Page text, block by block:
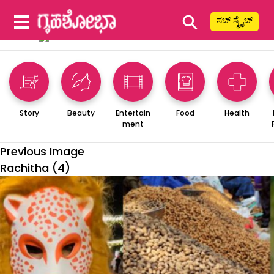
⚲ ಸಬ್ ಸ್ಕ್ರೈಬ್
Story Beauty
Entertain
ment
Food Health
Previous Image
Rachitha (4)